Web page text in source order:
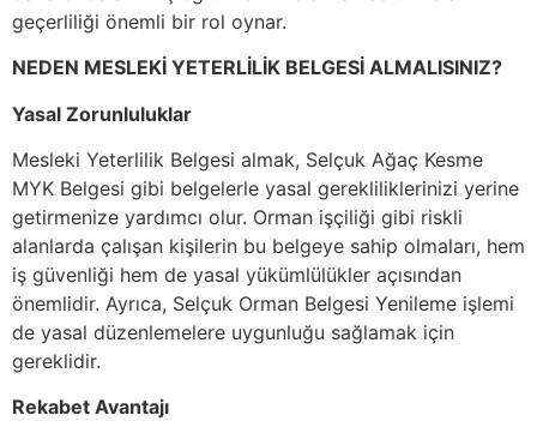
geçerliliği önemli bir rol oynar.
NEDEN MESLEKİ YETERLİLİK BELGESİ ALMALISINIZ?
Yasal Zorunluluklar
Mesleki Yeterlilik Belgesi almak, Selçuk Ağaç Kesme
MYK Belgesi gibi belgelerle yasal gerekliliklerinizi yerine
getirmenize yardımcı olur. Orman işçiliği gibi riskli
alanlarda çalışan kişilerin bu belgeye sahip olmaları, hem
iş güvenliği hem de yasal yükümlülükler açısından
önemlidir. Ayrıca, Selçuk Orman Belgesi Yenileme işlemi
de yasal düzenlemelere uygunluğu sağlamak için
gereklidir.
Rekabet Avantajı